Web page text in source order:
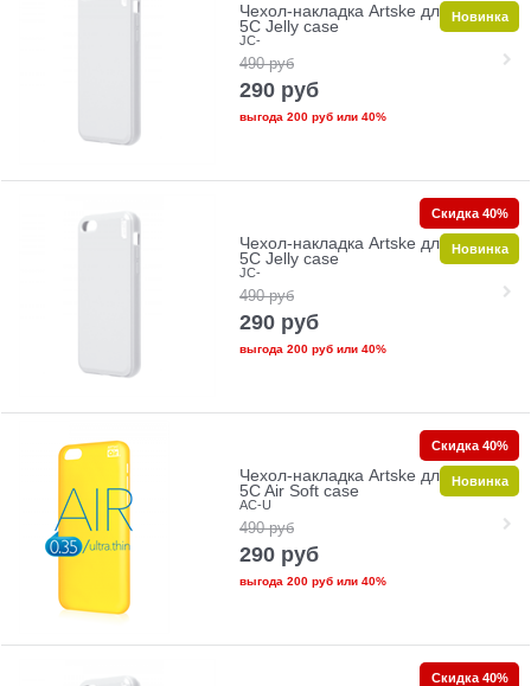
Чехол-накладка Artske для iPhone
5C Jelly case
JC-
490 руб
290 руб
выгода 200 рубили 40%
Новинка
Чехол-накладка Artske для iPhone
5C Jelly case
JC-
490 руб
290 руб
выгода 200 рубили 40%
Скидка 40%
Новинка
Чехол-накладка Artske для iPhone
5C Air Soft case
AC-U
490 руб
290 руб
выгода 200 рубили 40%
Скидка 40%
Новинка
Скидка 40%